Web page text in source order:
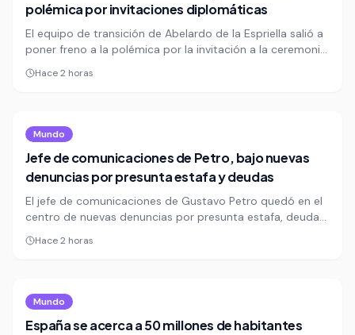
polémica por invitaciones diplomáticas
El equipo de transición de Abelardo de la Espriella salió a
poner freno a la polémica por la invitación a la ceremonia
de posesión y aclaró que la convocatoria al cuerpo
diplomático respondió a criterios formales. La explicación
Hace 2 horas
Mundo
Jefe de comunicaciones de Petro, bajo nuevas
denuncias por presunta estafa y deudas
El jefe de comunicaciones de Gustavo Petro quedó en el
centro de nuevas denuncias por presunta estafa, deudas
y promesas incumplidas en México y Colombia. Una
investigación reunió testimonios, documentos y chats de
Hace 2 horas
Mundo
España se acerca a 50 millones de habitantes